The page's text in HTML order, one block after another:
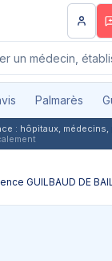
Palmarès
: hôpitaux,
GUILBAUD DE